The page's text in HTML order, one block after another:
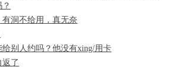
洞不给用，真无奈
别人约吗？他没有xing/用卡
了